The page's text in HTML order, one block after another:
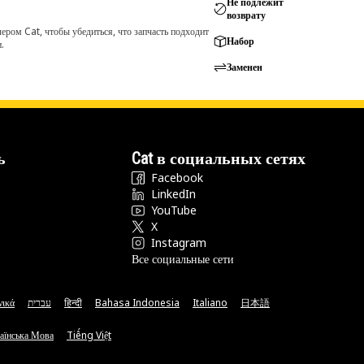
Cat, чтобы убедиться, что запчасть подходит
возврату
Набор
Заменен
Cat в социальных сетях
Facebook
LinkedIn
YouTube
X
Instagram
Все социальные сети
עברית हिन्दी Bahasa Indonesia Italiano 日本語
Мова Tiếng Việt